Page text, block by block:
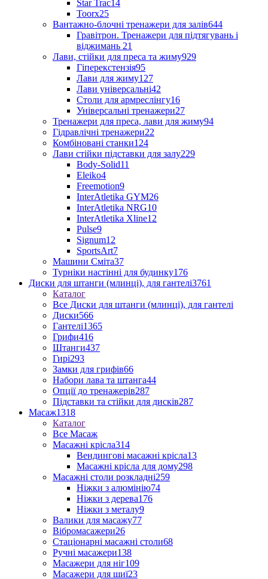
Star Trac14
Toorx25
Вантажно-блочні тренажери для залів644
Гравітрон. Тренажери для підтягувань і
віджимань 21
Лави, стійки для преса та жиму929
Гіперекстензія95
Лави для жиму127
Лави універсальні42
Столи для армреслінгу16
Універсальні тренажери27
Тренажери для преса, лави для жиму94
Гідравлічні тренажери22
Комбіновані станки124
Лави стійки підставки для залу229
Body-Solid11
Eleiko4
Freemotion9
InterAtletika GYM26
InterAtletika NRG10
InterAtletika Xline12
Pulse9
Signum12
SportsArt7
Машини Сміта37
Турніки настінні для будинку176
Диски для штанги (млинці), для гантелі3761
Каталог
Все Диски для штанги (млинці), для гантелі
Диски566
Гантелі1365
Грифи416
Штанги437
Гирі293
Замки для грифів66
Набори лава та штанга44
Опції до тренажерів287
Підставки та стійки для дисків287
Масаж1318
Каталог
Все Масаж
Масажні крісла314
Вендингові масажні крісла13
Масажні крісла для дому298
Масажні столи розкладні259
Ніжки з алюмінію74
Ніжки з дерева176
Ніжки з металу9
Валики для масажу77
Вібромасажери26
Стаціонарні масажні столи68
Ручні масажери138
Масажери для ніг109
Масажери для шиї23